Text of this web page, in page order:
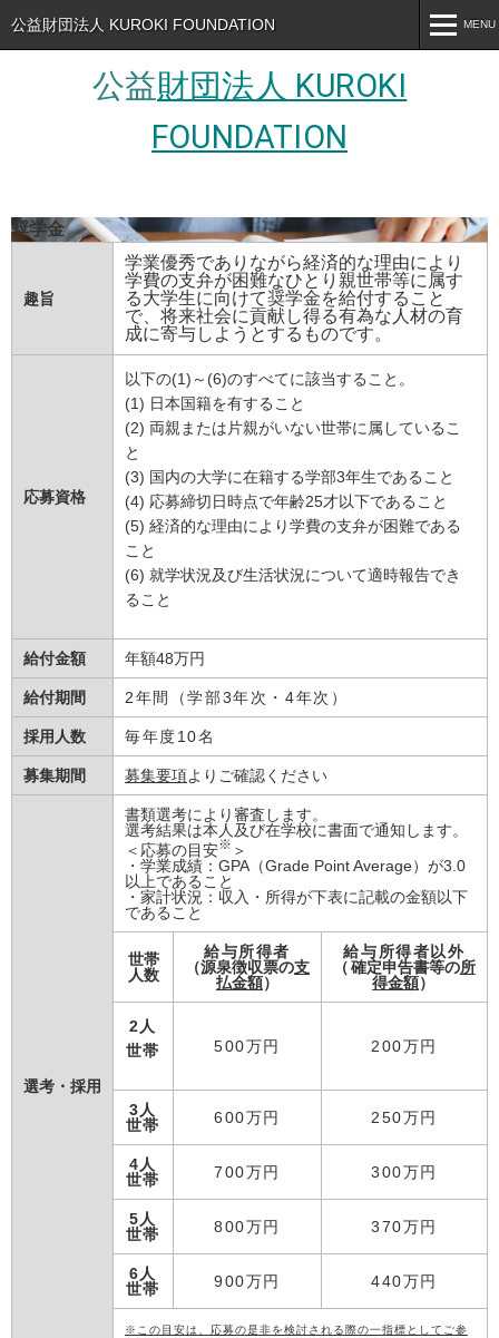
公益財団法人 KUROKI FOUNDATION
公益財団法人 KUROKI
FOUNDATION
MENU
MENU
情報公開
プライバシーポリシー
奨学金
趣旨
学業優秀でありながら経済的な理由により
学費の支弁が困難なひとり親世帯等に属す
る大学生に向けて奨学金を給付すること
で、将来社会に貢献し得る有為な人材の育
成に寄与しようとするものです。
応募資格
以下の(1)～(6)のすべてに該当すること。
(1) 日本国籍を有すること
(2) 両親または片親がいない世帯に属しているこ
と
(3) 国内の大学に在籍する学部3年生であること
(4) 応募締切日時点で年齢25才以下であること
(5) 経済的な理由により学費の支弁が困難である
こと
(6) 就学状況及び生活状況について適時報告でき
ること
給付金額 年額48万円
給付期間 2年間（学部3年次・4年次）
採用人数 毎年度10名
募集期間 募集要項よりご確認ください
選考・採用
書類選考により審査します。
選考結果は本人及び在学校に書面で通知します。
＜応募の目安※ ＞
・学業成績：GPA（Grade Point Average）が3.0
以上であること
・家計状況：収入・所得が下表に記載の金額以下
であること
世帯
人数
給与所得者
（源泉徴収票の支
払金額）
給与所得者以外
（確定申告書等の所
得金額）
2人
世帯
500万円 200万円
3人
世帯
600万円 250万円
4人
世帯
700万円 300万円
5人
世帯
800万円 370万円
6人
世帯
900万円 440万円
※この目安は、応募の是非を検討される際の一指標としてご参